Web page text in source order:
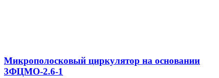
Микрополосковый циркулятор на основании
3ФЦМО-2.6-1